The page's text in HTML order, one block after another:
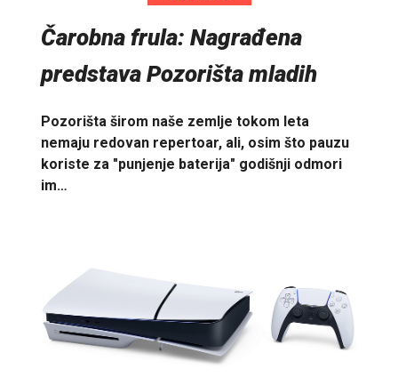
Čarobna frula: Nagrađena
predstava Pozorišta mladih
Pozorišta širom naše zemlje tokom leta
nemaju redovan repertoar, ali, osim što pauzu
koriste za "punjenje baterija" godišnji odmori
im…